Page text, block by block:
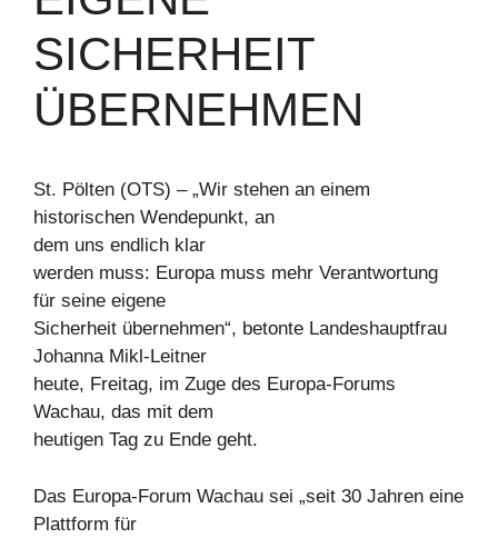
SICHERHEIT
ÜBERNEHMEN
St. Pölten (OTS) – „Wir stehen an einem
historischen Wendepunkt, an
dem uns endlich klar
werden muss: Europa muss mehr Verantwortung
für seine eigene
Sicherheit übernehmen“, betonte Landeshauptfrau
Johanna Mikl-Leitner
heute, Freitag, im Zuge des Europa-Forums
Wachau, das mit dem
heutigen Tag zu Ende geht.
Das Europa-Forum Wachau sei „seit 30 Jahren eine
Plattform für